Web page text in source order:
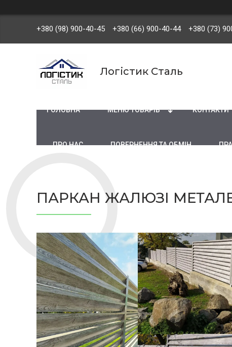
+380 (98) 900-40-45 +380 (66) 900-40-44 +380 (73)
Логістик Сталь
ГОЛОВНА МЕНЮ ТОВАРІВ КОНТАКТИ
ПРО НАС ПОВЕРНЕННЯ ТА ОБМІН
ПАРКАН ЖАЛЮЗІ